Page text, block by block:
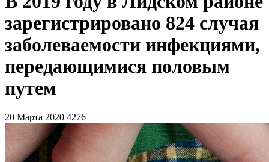
зарегистрировано 824 случая
заболеваемости инфекциями,
передающимися половым
путем
20 Марта 2020 4276